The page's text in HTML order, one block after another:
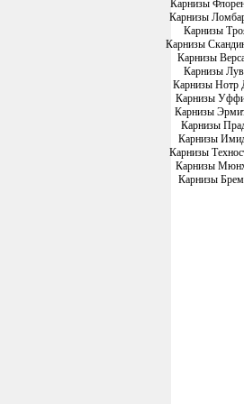
Карнизы
Карнизы
Карнизы
Карнизы
Карнизы
Карнизы
Карнизы Нотр
Карнизы
Карнизы
Карнизы
Карнизы
Карнизы
Карнизы
Карнизы